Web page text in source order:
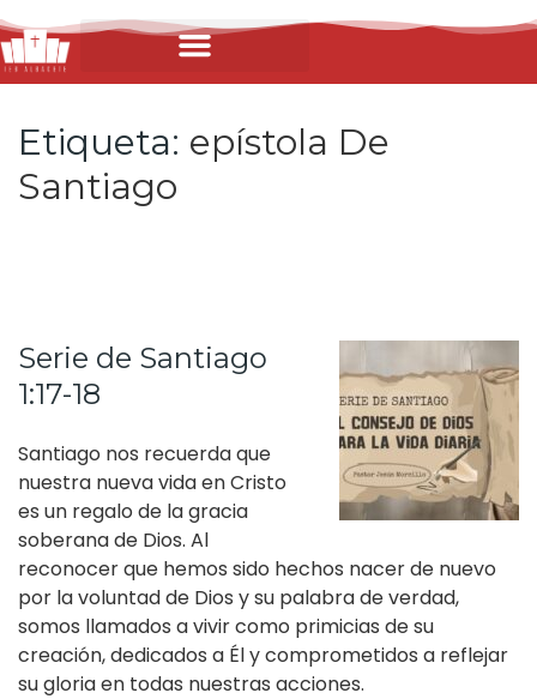
Etiqueta: epístola De
Santiago
Serie de Santiago
1:17-18
Santiago nos recuerda que
nuestra nueva vida en Cristo
es un regalo de la gracia
soberana de Dios. Al
reconocer que hemos sido hechos nacer de nuevo
por la voluntad de Dios y su palabra de verdad,
somos llamados a vivir como primicias de su
creación, dedicados a Él y comprometidos a reflejar
su gloria en todas nuestras acciones.